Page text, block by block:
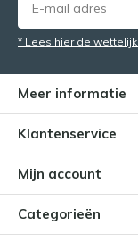
* Lees hier de
Meer informatie
Klantenservice
Mijn account
Categorieën